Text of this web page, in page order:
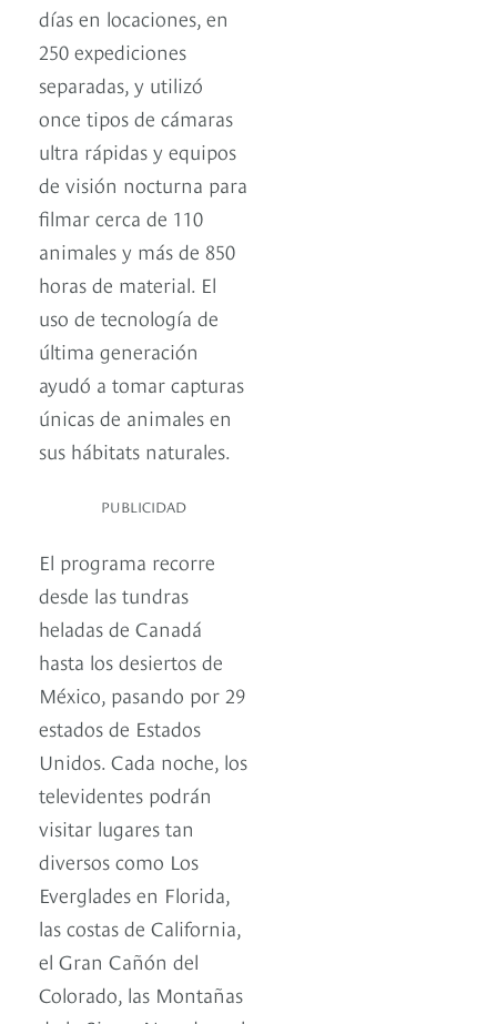
días en locaciones, en
250 expediciones
separadas, y utilizó
once tipos de cámaras
ultra rápidas y equipos
de visión nocturna para
filmar cerca de 110
animales y más de 850
horas de material. El
uso de tecnología de
última generación
ayudó a tomar capturas
únicas de animales en
sus hábitats naturales.
PUBLICIDAD
El programa recorre
desde las tundras
heladas de Canadá
hasta los desiertos de
México, pasando por 29
estados de Estados
Unidos. Cada noche, los
televidentes podrán
visitar lugares tan
diversos como Los
Everglades en Florida,
las costas de California,
el Gran Cañón del
Colorado, las Montañas